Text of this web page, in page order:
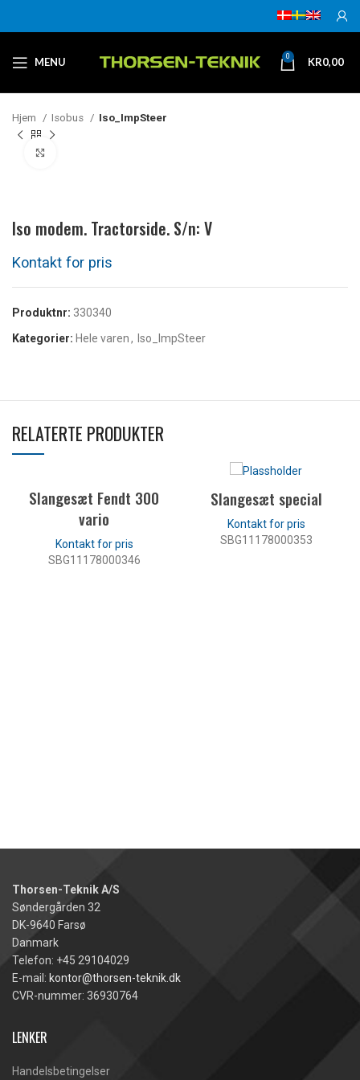
MENU 0 KR0,00
Hjem Isobus Iso_ImpSteer
Iso modem. Tractorside. S/n: V
Produktnr: 330340
Kategorier: Hele varen, Iso_ImpSteer
RELATERTE PRODUKTER
Slangesæt Fendt 300
vario
SBG11178000346
Slangesæt special
SBG11178000353
Thorsen-Teknik A/S
Søndergården 32
DK-9640 Farsø
Danmark
Telefon: +45 29104029
E-mail: kontor@thorsen-teknik.dk
CVR-nummer: 36930764
LENKER
Handelsbetingelser